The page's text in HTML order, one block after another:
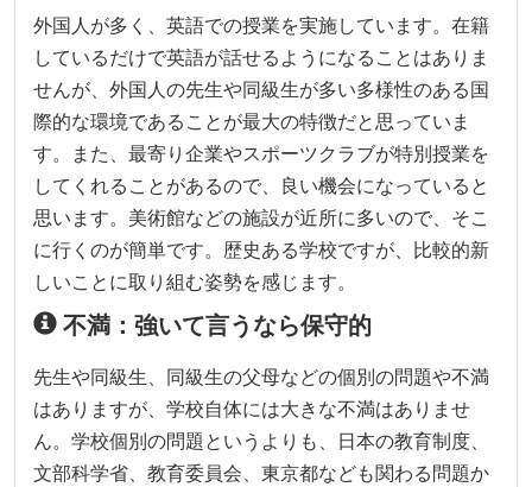
外国人が多く、英語での授業を実施しています。在籍
しているだけで英語が話せるようになることはありま
せんが、外国人の先生や同級生が多い多様性のある国
際的な環境であることが最大の特徴だと思っていま
す。また、最寄り企業やスポーツクラブが特別授業を
してくれることがあるので、良い機会になっていると
思います。美術館などの施設が近所に多いので、そこ
に行くのが簡単です。歴史ある学校ですが、比較的新
しいことに取り組む姿勢を感じます。
不満：強いて言うなら保守的
先生や同級生、同級生の父母などの個別の問題や不満
はありますが、学校自体には大きな不満はありませ
ん。学校個別の問題というよりも、日本の教育制度、
文部科学省、教育委員会、東京都なども関わる問題か